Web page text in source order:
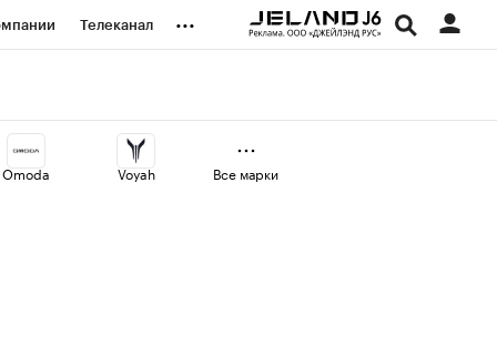
Телеканал ...
Omoda Voyah Все марки